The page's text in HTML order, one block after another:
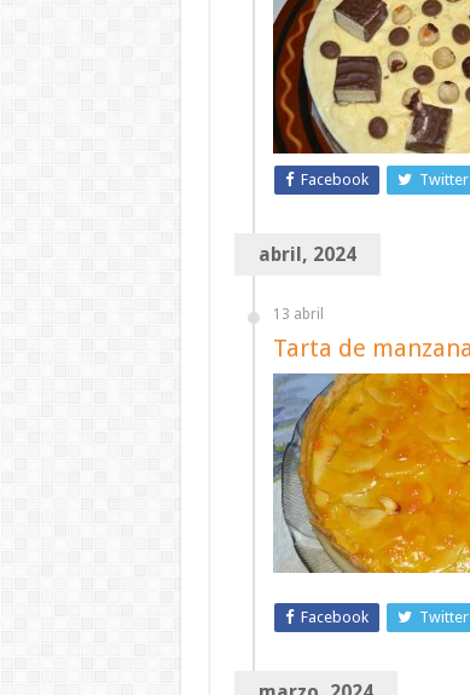
Facebook Twitter
abril, 2024
13 abril
Tarta de
Facebook Twitter